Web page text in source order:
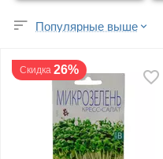
Популярные выше
Скидка 26%